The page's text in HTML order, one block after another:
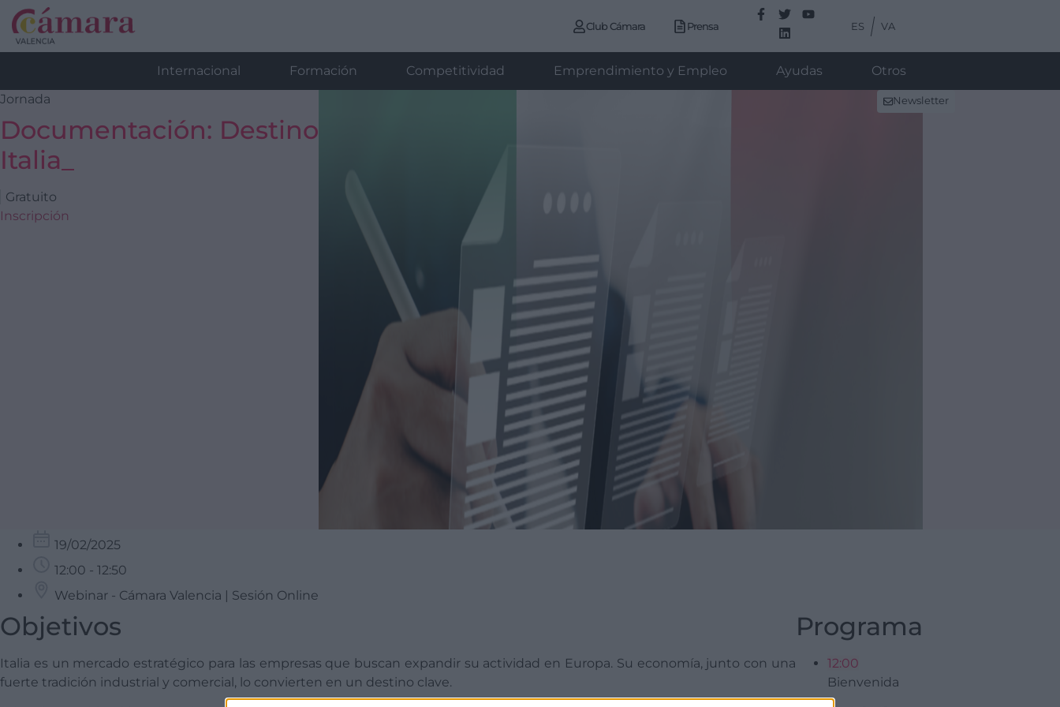
Club Cámara Prensa ES VA
Internacional Formación Competitividad Emprendimiento y Empleo Ayudas Otros
Newsletter
Jornada
Documentación: Destino
Italia_
Gratuito
Inscripción
19/02/2025
12:00 - 12:50
Webinar - Cámara Valencia | Sesión Online
Objetivos
Italia es un mercado estratégico para las empresas que buscan expandir su actividad en Europa. Su economía, junto con una
fuerte tradición industrial y comercial, lo convierten en un destino clave.
Programa
12:00
Bienvenida